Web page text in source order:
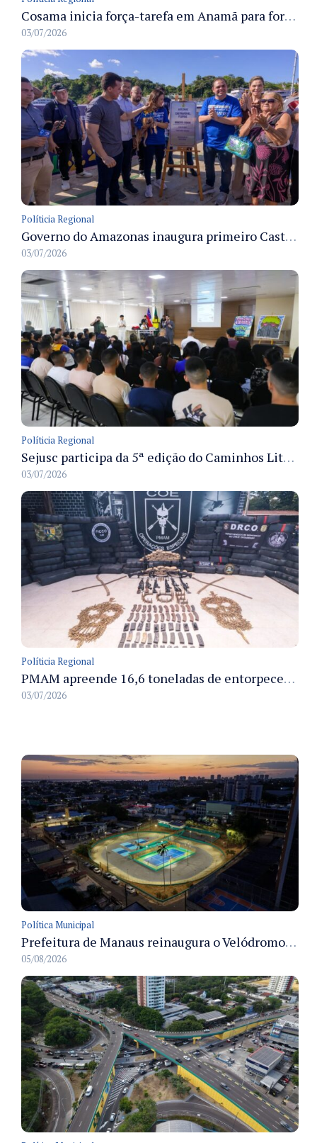
Cosama inicia força-tarefa em Anamã para fortalecer abastecimento de água e segurança hídrica da população
03/07/2026
Políticia Regional
Governo do Amazonas inaugura primeiro Castramóvel Fluvial para atendimento veterinário às comunidades ribeirinhas e castração gratuita
03/07/2026
Políticia Regional
Sejusc participa da 5ª edição do Caminhos Literários com foco na cultura hip-hop nas unidades socioeducativas
03/07/2026
Políticia Regional
PMAM apreende 16,6 toneladas de entorpecentes e registra aumento nas prisões em flagrante e nas capturas de foragidos no primeiro semestre de 2026
03/07/2026
Política Municipal
Prefeitura de Manaus reinaugura o Velódromo Professora Alzira Campos e entrega espaço esportivo totalmente revitalizado
05/08/2026